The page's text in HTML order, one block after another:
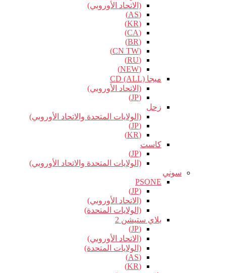
(الاتحاد الأوروبي)
(AS)
(KR)
(CA)
(BR)
(CN TW)
(RU)
(NEW)
ميجا CD (ALL)
(الاتحاد الأوروبي)
(JP)
زحل
(الولايات المتحدة والاتحاد الأوروبي)
(JP)
(KR)
كاست
(JP)
(الولايات المتحدة والاتحاد الأوروبي)
سوني
PSONE
(JP)
(الاتحاد الأوروبي)
(الولايات المتحدة)
بلاي ستيشن 2
(JP)
(الاتحاد الأوروبي)
(الولايات المتحدة)
(AS)
(KR)